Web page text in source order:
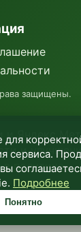
и Яндекс
и
в политике
.
Понятно
защищены.
сервиса.
Подробнее
Понятно